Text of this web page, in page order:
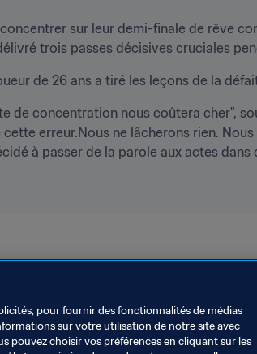
sur leur demi-finale de rêve
trois passes décisives cruciales
de 26 ans a tiré les leçons de la
de concentration nous coûtera cher",
erreur.Nous ne lâcherons rien.
à passer de la parole aux actes dans
pour fournir des fonctionnalités de médias
sur votre utilisation de notre site avec
pouvez choisir vos préférences en cliquant sur les